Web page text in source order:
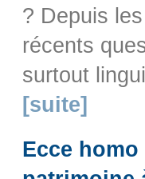
? Depuis
récents
surtout
[suite]
Ecce